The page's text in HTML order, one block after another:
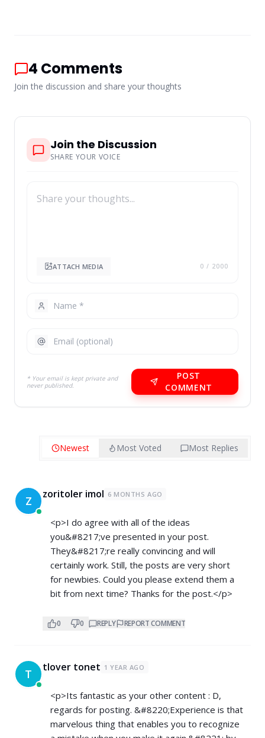
4 Comments
Join the discussion and share your thoughts
Join the Discussion
SHARE YOUR VOICE
ATTACH MEDIA 0 / 2000
* Your email is kept private and
never published.
POST
COMMENT
Newest Most Voted Most Replies
Z zoritoler imol 6 MONTHS AGO
<p>I do agree with all of the ideas
you&#8217;ve presented in your post.
They&#8217;re really convincing and will
certainly work. Still, the posts are very short
for newbies. Could you please extend them a
bit from next time? Thanks for the post.</p>
0 0 REPLY REPORT COMMENT
T tlover tonet 1 YEAR AGO
<p>Its fantastic as your other content : D,
regards for posting. &#8220;Experience is that
marvelous thing that enables you to recognize